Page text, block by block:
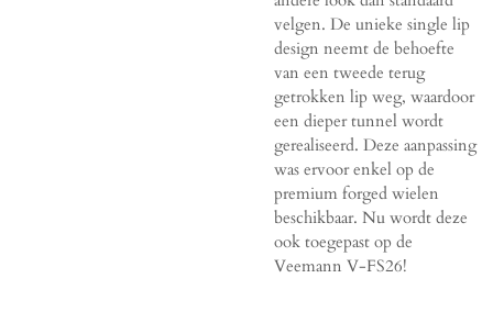
velgen. De unieke single lip
design neemt de behoefte
van een tweede terug
getrokken lip weg, waardoor
een dieper tunnel wordt
gerealiseerd. Deze aanpassing
was ervoor enkel op de
premium forged wielen
beschikbaar. Nu wordt deze
ook toegepast op de
Veemann V-FS26!